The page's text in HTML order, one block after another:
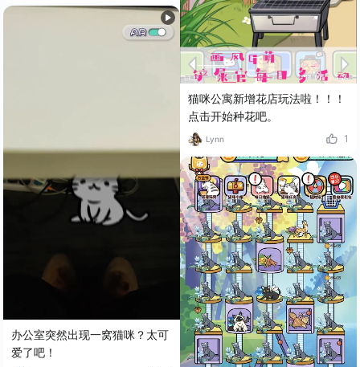
办公室突然出现一窝猫咪？太可
爱了吧！
猫咪公寓新增花店玩法啦！！！
点击开始种花吧。
Lynn 1